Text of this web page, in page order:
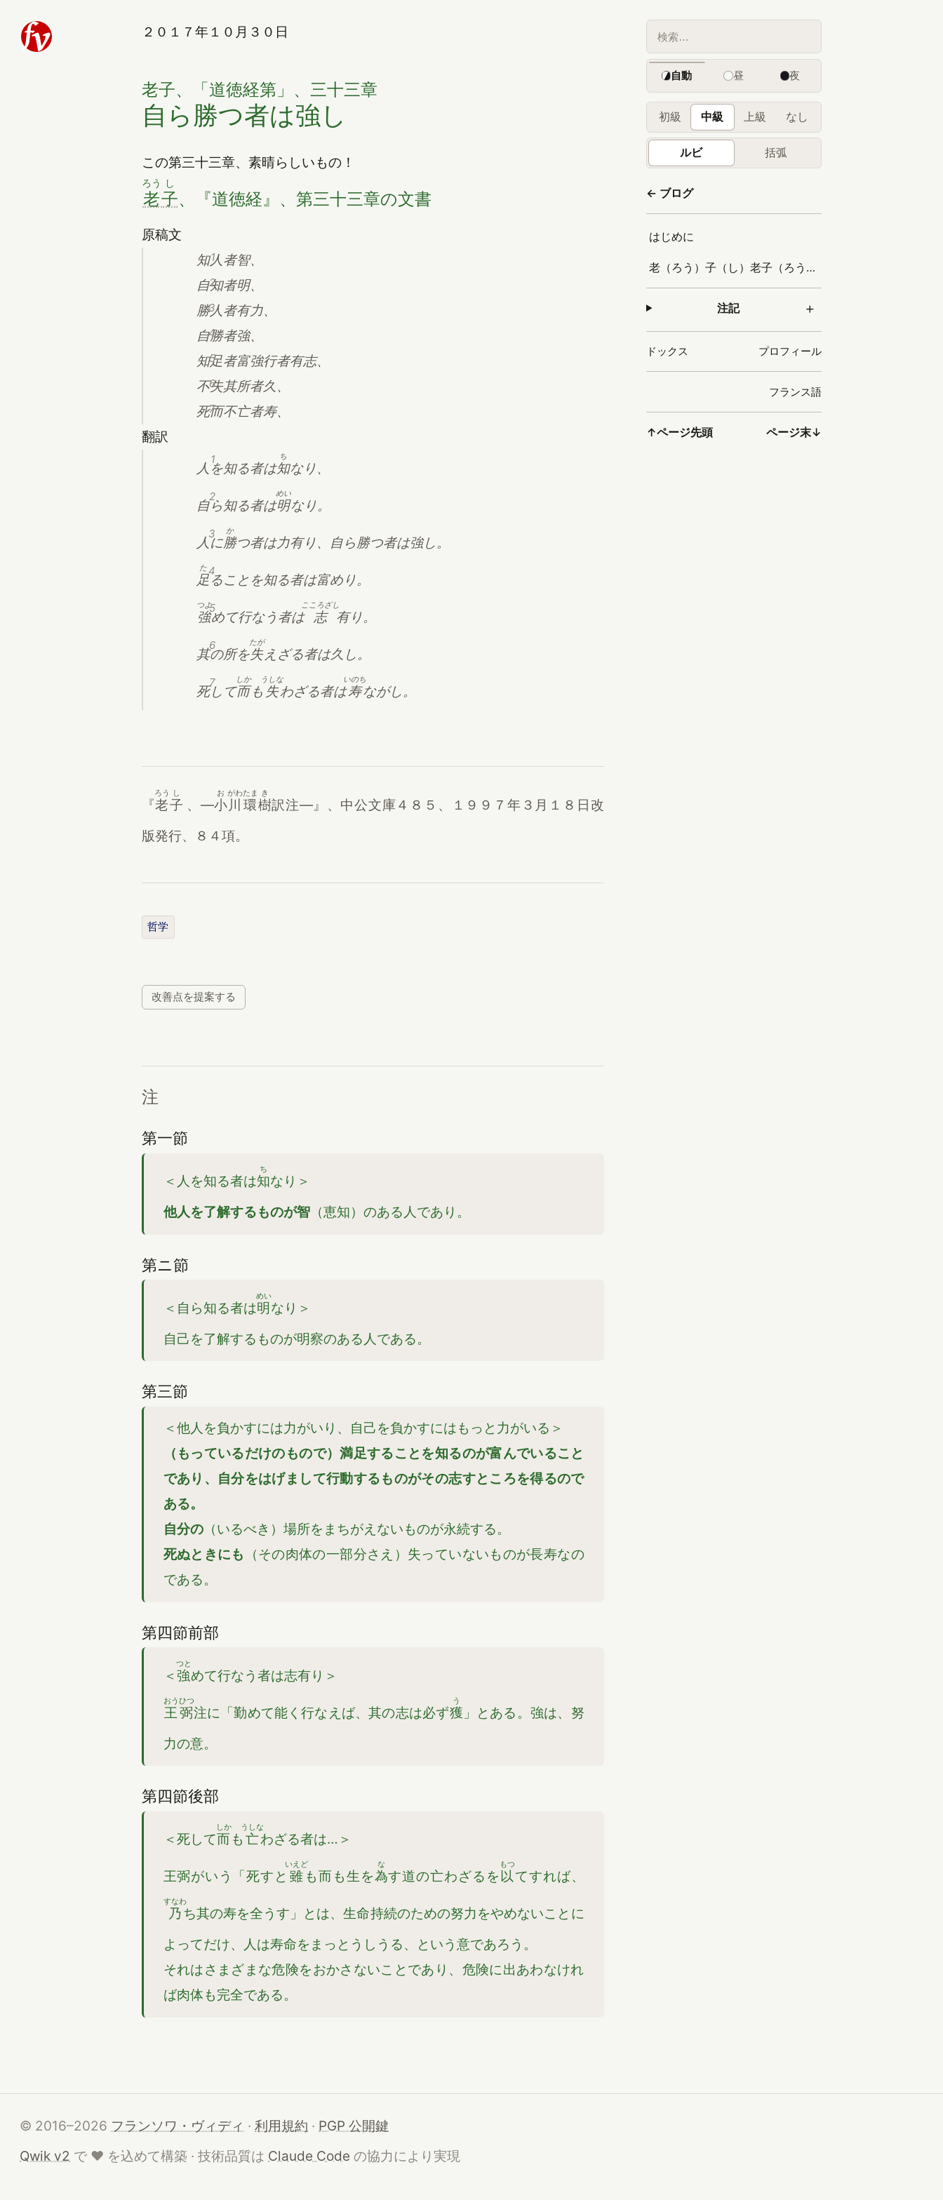
自動 昼 夜
初級 中級 上級 なし
ルビ 括弧
← ブログ
はじめに
老（ろう）子（し）老子（ろうし）老子 （新しいタブで開きます）、『道徳経』、第三十三章の文書
注記
ドックス プロフィール
フランス語
↑ページ先頭 ページ末↓
２０１７年１０月３０日
老子、「道徳経第」、三十三章
自ら勝つ者は強し
この第三十三章、素晴らしいもの！
老
ろう
子
し （新しいタブで開きます）
、 『道徳経』 、第三十三章の文書
原稿文
1
知人者智、
2
自知者明、
3
勝人者有力、
4
自勝者強、
5
知足者富強行者有志、
6
不失其所者久、
7
死而不亡者寿、
翻訳
1
人を知る者は知
ち
なり、
2
自ら知る者は明
めい
なり。
3
人に勝
か
つ者は力有り、自ら勝つ者は強し。
4
足
た
ることを知る者は富めり。
5
強
つよ
めて行なう者は 志
こころざし
有り。
6
其の所を失
たが
えざる者は久し。
7
死して而
しか
も 失
うしな
わざる者は寿
いのち
ながし。
『老
ろう
子
し
、―小
お
川
がわ
環
たま
樹
き
訳注―』 、中公文庫４８５、 １９９７年３月１８日 改
版発行、８４項。
哲学
改善点を提案する
注
第一節
＜人を知る者は知
ち
なり＞
他人を了解するものが智（恵知）のある人であり。
第ニ節
＜自ら知る者は明
めい
なり＞
自己を了解するものが明察のある人である。
第三節
＜他人を負かすには力がいり、自己を負かすにはもっと力がいる＞
（もっているだけのもので）満足することを知るのが富んでいること
であり、自分をはげまして行動するものがその志すところを得るので
ある。
自分の（いるべき）場所をまちがえないものが永続する。
死ぬときにも
（その肉体の一部分さえ）失っていないものが長寿なの
である。
第四節前部
＜ 強
つと
めて行なう者は志有り＞
王
おう
弼
ひつ
注に「勤めて能く行なえば、其の志は必ず獲
う
」とある。強は、努
力の意。
第四節後部
＜死して而
しか
も 亡
うしな
わざる者は…＞
王弼がいう「死すと 雖
いえど
も而も生を為
な
す道の亡わざるを以
もつ
てすれば、
乃
すなわ
ち其の寿を全うす」とは、生命持続のための努力をやめないことに
よってだけ、人は寿命をまっとうしうる、という意であろう。
それはさまざまな危険をおかさないことであり、危険に出あわなけれ
ば肉体も完全である。
© 2016–2026 フランソワ・ヴィディ · 利用規約 · PGP 公開鍵
Qwik v2 で ♥ ハート
を込めて構築 · 技術品質は Claude Code の協力により実現